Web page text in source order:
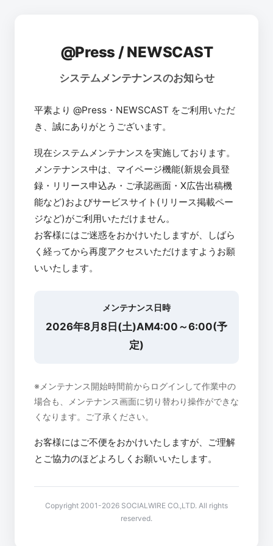
@Press / NEWSCAST
システムメンテナンスのお知らせ
平素より @Press・NEWSCAST をご利用いただ
き、誠にありがとうございます。
現在システムメンテナンスを実施しております。
メンテナンス中は、マイページ機能(新規会員登
録・リリース申込み・ご承認画面・X広告出稿機
能など)およびサービスサイト(リリース掲載ペー
ジなど)がご利用いただけません。
お客様にはご迷惑をおかけいたしますが、しばら
く経ってから再度アクセスいただけますようお願
いいたします。
メンテナンス日時
2026年8月8日(土)AM4:00～6:00(予
定)
※メンテナンス開始時間前からログインして作業中の
場合も、メンテナンス画面に切り替わり操作ができな
くなります。ご了承ください。
お客様にはご不便をおかけいたしますが、ご理解
とご協力のほどよろしくお願いいたします。
Copyright 2001-2026 SOCIALWIRE CO.,LTD. All rights
reserved.